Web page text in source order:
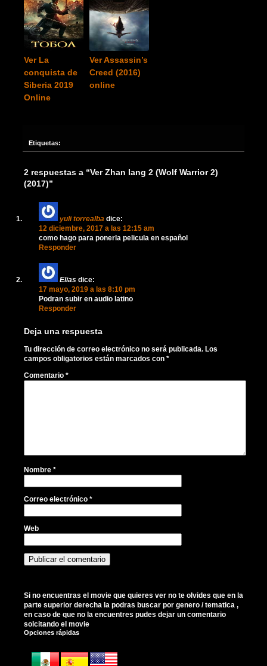
Ver La
conquista de
Siberia 2019
Online
Ver Assassin’s
Creed (2016)
online
Etiquetas:
2 respuestas a “Ver Zhan lang 2 (Wolf Warrior 2)
(2017)”
yuli torrealba dice:
12 diciembre, 2017 a las 12:15 am
como hago para ponerla pelicula en español
Responder
Elias dice:
17 mayo, 2019 a las 8:10 pm
Podran subir en audio latino
Responder
Deja una respuesta
Tu dirección de correo electrónico no será publicada. Los
campos obligatorios están marcados con *
Comentario *
Nombre *
Correo electrónico *
Web
Si no encuentras el movie que quieres ver no te olvides que en la
parte superior derecha la podras buscar por genero / tematica ,
en caso de que no la encuentres pudes dejar un comentario
solcitando el movie
Opciones rápidas